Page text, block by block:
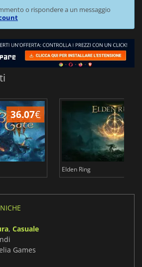
o rispondere a un messaggio
36.07€
Elden Ring
, Casuale
Games